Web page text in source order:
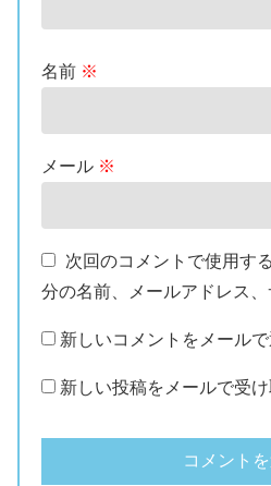
名前 ※
メール ※
次回のコメントで使用す
分の名前、メールアドレス、
新しいコメントをメール
新しい投稿をメールで受け